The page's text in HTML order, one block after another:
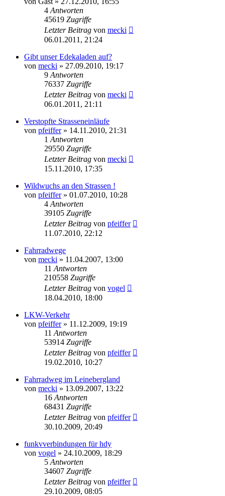
4 Antworten
45619 Zugriffe
Letzter Beitrag von mecki
06.01.2011, 21:24
Gibt unser Edekaladen auf?
von mecki » 27.09.2010, 19:17
9 Antworten
76337 Zugriffe
Letzter Beitrag von mecki
06.01.2011, 21:11
Verstopfte Strasseneinläufe
von pfeiffer» 14.11.2010, 21:31
1 Antworten
29550 Zugriffe
Letzter Beitrag von mecki
15.11.2010, 17:35
Wildwuchs an den Strassen !
von pfeiffer» 01.07.2010, 10:28
4 Antworten
39105 Zugriffe
Letzter Beitrag von pfeiffer
11.07.2010, 22:12
Fahrradwege
von mecki » 11.04.2007, 13:00
11 Antworten
210558 Zugriffe
Letzter Beitrag von vogel
18.04.2010, 18:00
LKW-Verkehr
von pfeiffer» 11.12.2009, 19:19
11 Antworten
53914 Zugriffe
Letzter Beitrag von pfeiffer
19.02.2010, 10:27
Fahrradweg im Leinebergland
von mecki » 13.09.2007, 13:22
16 Antworten
68431 Zugriffe
Letzter Beitrag von pfeiffer
30.10.2009, 20:49
funkvverbindungen für hdy
von vogel » 24.10.2009, 18:29
5 Antworten
34607 Zugriffe
Letzter Beitrag von pfeiffer
29.10.2009, 08:05